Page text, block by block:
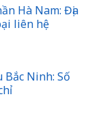
Hà Nam: Địa
liên hệ
Ninh: Số